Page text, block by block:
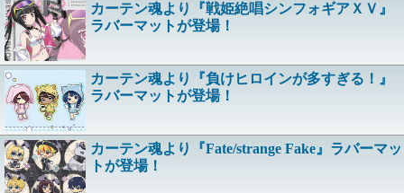
カーテン魂より『戦姫絶唱シンフォギアＸＶ』
ラバーマットが登場！
カーテン魂より『負けヒロインが多すぎる！』
ラバーマットが登場！
カーテン魂より『Fate/strange Fake』ラバーマッ
トが登場！